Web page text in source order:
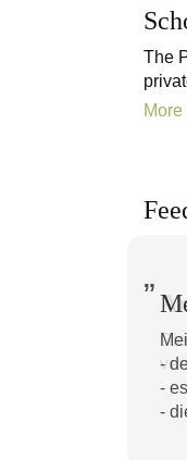
The
-
-
-